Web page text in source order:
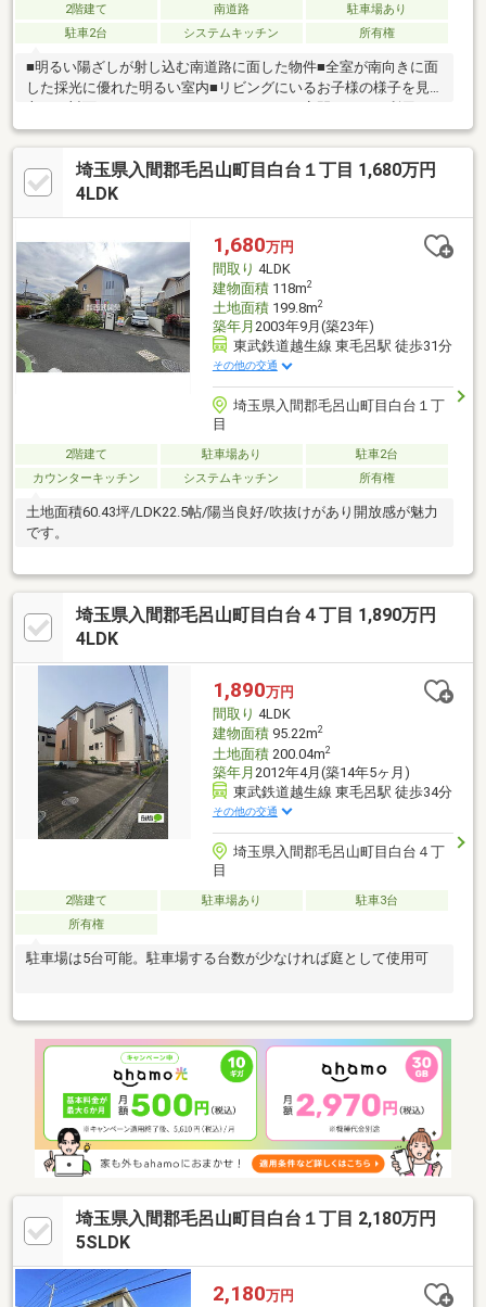
2階建て 南道路
駐車場あり
駐車2台
システムキッチン 所有権
■明るい陽ざしが射し込む南道路に面した物件■全室が南向きに面
した採光に優れた明るい室内■リビングにいるお子様の様子を見
能な和室あり
埼玉県入間郡毛呂山町目白台１丁目 1,680万円
4LDK
1,680万円
間取り 4LDK
建物面積118m2
土地面積199.8m2
築年月 2003年9月(築23年)
東武鉄道越生線 東毛呂駅 徒歩31分
その他の交通
埼玉県入間郡毛呂山町目白台１丁
目
2階建て 駐車場あり
駐車2台
カウンターキッチン
システムキッチン 所有権
土地面積60.43坪/LDK22.5帖/陽当良好/吹抜けがあり開放感が魅力
です。
埼玉県入間郡毛呂山町目白台４丁目 1,890万円
4LDK
1,890万円
間取り 4LDK
建物面積95.22m2
土地面積200.04m2
築年月 2012年4月(築14年5ヶ月)
東武鉄道越生線 東毛呂駅 徒歩34分
その他の交通
埼玉県入間郡毛呂山町目白台４丁
目
2階建て 駐車場あり
駐車3台
所有権
駐車場は5台可能。駐車場する台数が少なければ庭として使用可
埼玉県入間郡毛呂山町目白台１丁目 2,180万円
5SLDK
2,180万円